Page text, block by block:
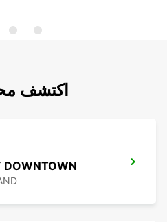
اكتشف
DOWNTOWN